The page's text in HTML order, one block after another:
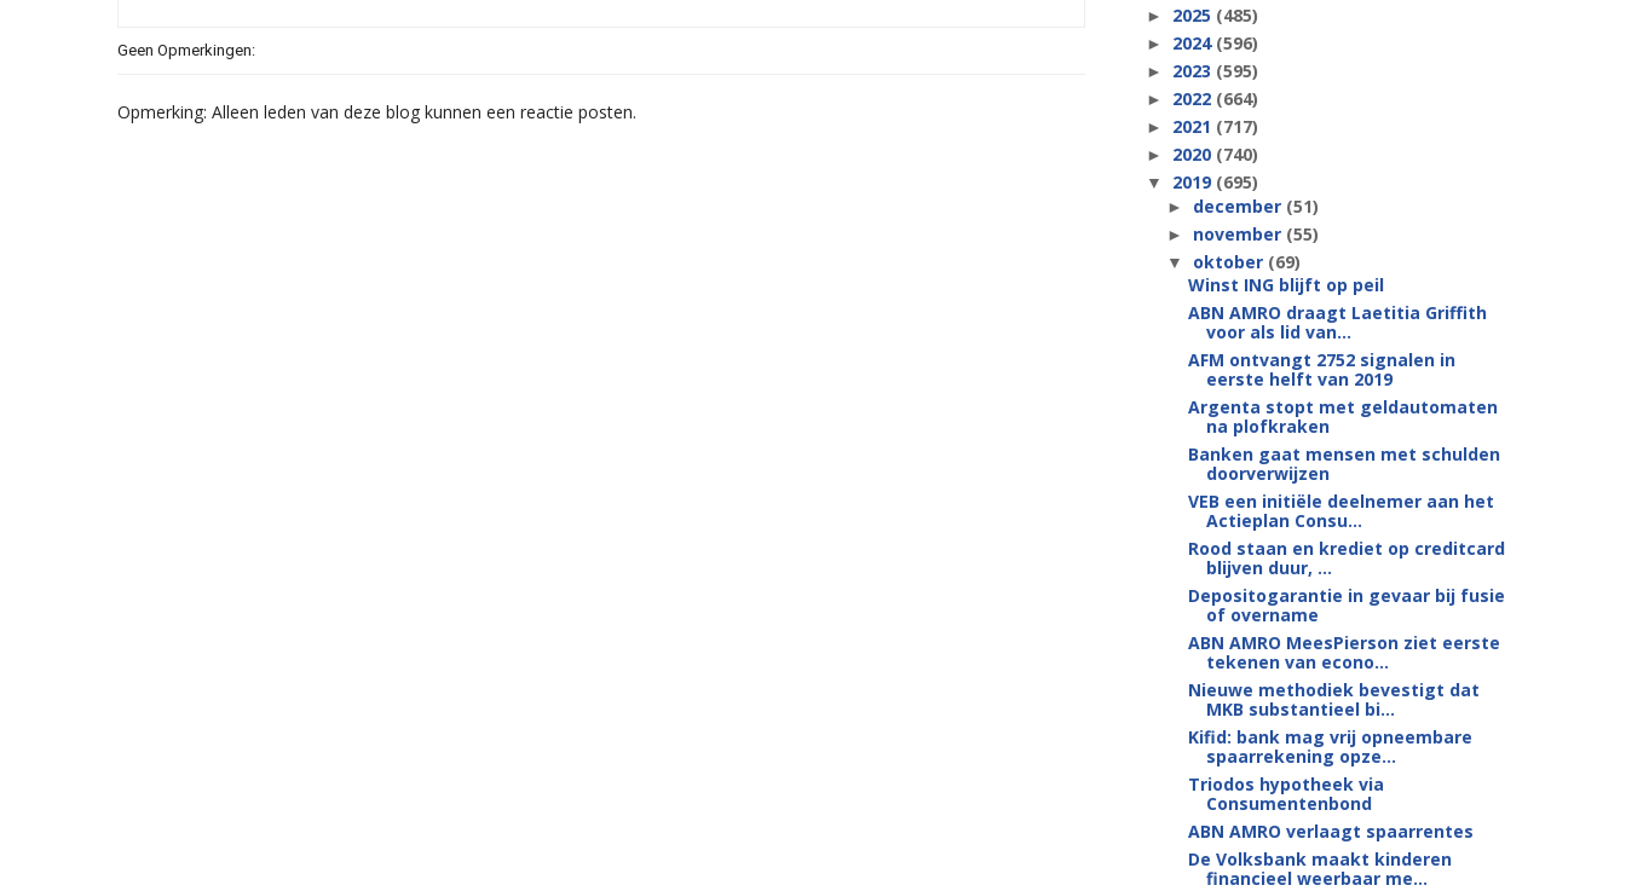
Geen Opmerkingen:
Opmerking: Alleen leden van deze blog kunnen een reactie posten.
► 2025 (485)
► 2024 (596)
► 2023 (595)
► 2022 (664)
► 2021 (717)
► 2020 (740)
▼ 2019 (695)
► december (51)
► november (55)
▼ oktober (69)
Winst ING blijft op peil
ABN AMRO draagt Laetitia Griffith
voor als lid van...
AFM ontvangt 2752 signalen in
eerste helft van 2019
Argenta stopt met geldautomaten
na plofkraken
Banken gaat mensen met schulden
doorverwijzen
VEB een initiële deelnemer aan het
Actieplan Consu...
Rood staan en krediet op creditcard
blijven duur, ...
Depositogarantie in gevaar bij fusie
of overname
ABN AMRO MeesPierson ziet eerste
tekenen van econo...
Nieuwe methodiek bevestigt dat
MKB substantieel bi...
Kifid: bank mag vrij opneembare
spaarrekening opze...
Triodos hypotheek via
Consumentenbond
ABN AMRO verlaagt spaarrentes
De Volksbank maakt kinderen
financieel weerbaar me...